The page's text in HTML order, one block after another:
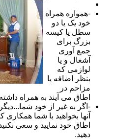
-همواره همراه
خود یک یا دو
سطل یا کیسه
بزرگ برای
جمع آوری
آشغال و یا
لوازمی که
بنظر اضافه یا
مزاحم در
اطاق می آیند به همراه
-اگر به غیر از خود
آنها بخواهید با شما
اطاق خود نمایید و سعی
دهید.